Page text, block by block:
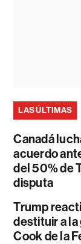
LAS ÚLTIMAS
Canadá
acuerdo
del 50% de
disputa
Trump
destituir a
Cook de la